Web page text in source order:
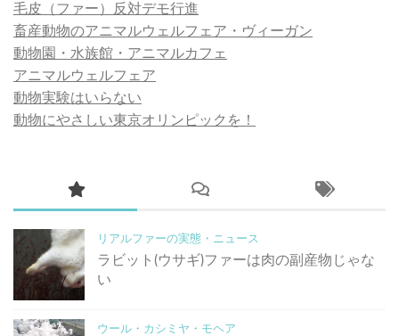
毛皮（ファー）反対デモ行進
畜産動物のアニマルウェルフェア・ヴィーガン
動物園・水族館・アニマルカフェ
アニマルウェルフェア
動物実験はいらない
動物にやさしい東京オリンピックを！
リアルファーの実態・ニュース
ラビット(ウサギ)ファーは肉の副産物じゃな
い
ウール・カシミヤ・モヘア